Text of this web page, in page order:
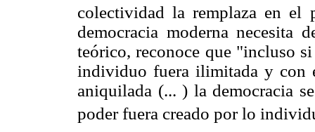
colectividad la remplaza en el
democracia moderna
teórico, reconoce que "incluso
individuo fuera ilimitada y con
aniquilada (... ) la democracia
poder fuera creado por lo